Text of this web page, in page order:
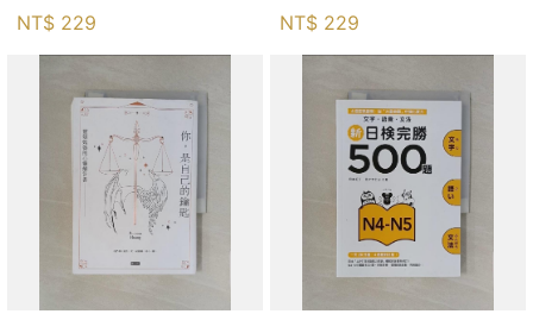
森．海德, 李靜瑤
NT$ 229 NT$ 229